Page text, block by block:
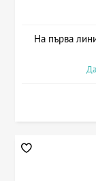
На първа